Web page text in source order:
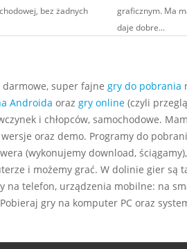
bez żadnych
graficznym. Ma
daje dobre...
super fajne gry do pobrania
Androida oraz gry online(czyli
i chłopców, samochodowe.
wersje oraz demo. Programy do
(wykonujemy download,
i możemy grać. W dolinie gier są
na telefon, urządzenia mobilne: na
gry na komputer PC oraz